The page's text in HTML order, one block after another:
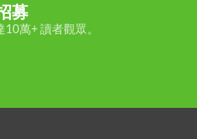
募
萬+ 讀者觀眾。